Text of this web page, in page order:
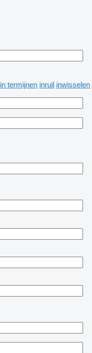
in termijnen inruil inwisselen